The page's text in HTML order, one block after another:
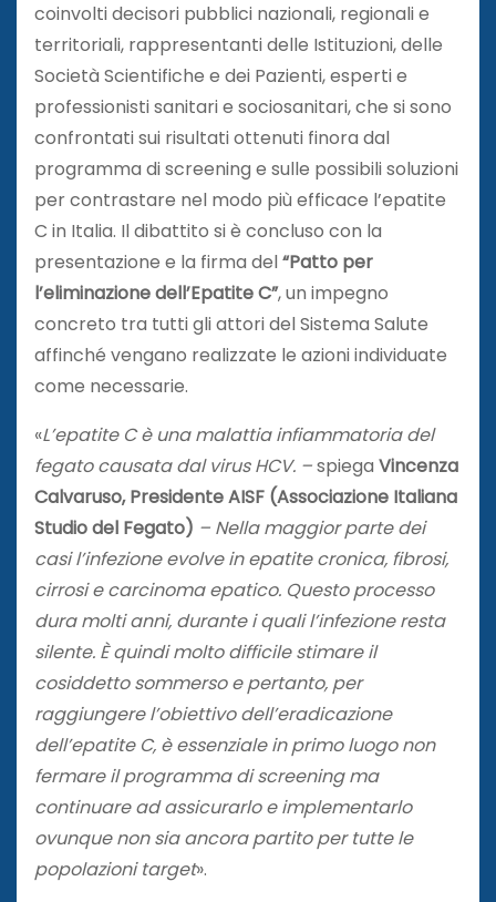
coinvolti decisori pubblici nazionali, regionali e
territoriali, rappresentanti delle Istituzioni, delle
Società Scientifiche e dei Pazienti, esperti e
professionisti sanitari e sociosanitari, che si sono
confrontati sui risultati ottenuti finora dal
programma di screening e sulle possibili soluzioni
per contrastare nel modo più efficace l’epatite
C in Italia. Il dibattito si è concluso con la
presentazione e la firma del“Patto per
l’eliminazione dell’Epatite C”, un impegno
concreto tra tutti gli attori del Sistema Salute
affinché vengano realizzate le azioni individuate
come necessarie.
«L’epatite C è una malattia infiammatoria del
fegato causata dal virus HCV. –spiega Vincenza
Calvaruso, Presidente AISF (Associazione Italiana
Studio del Fegato) – Nella maggior parte dei
casi l’infezione evolve in epatite cronica, fibrosi,
cirrosi e carcinoma epatico. Questo processo
dura molti anni, durante i quali l’infezione resta
silente. È quindi molto difficile stimare il
cosiddetto sommerso e pertanto, per
raggiungere l’obiettivo dell’eradicazione
dell’epatite C, è essenziale in primo luogo non
fermare il programma di screening ma
continuare ad assicurarlo e implementarlo
ovunque non sia ancora partito per tutte le
popolazioni target».